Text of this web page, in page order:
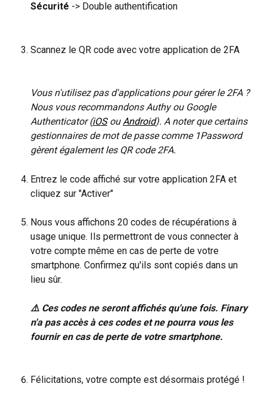
Sécurité -> Double authentification
Scannez le QR code avec votre application de 2FA
Vous n'utilisez pas d'applications pour gérer le 2FA ?
Nous vous recommandons Authy ou Google
Authenticator (iOS ou Android). A noter que certains
gestionnaires de mot de passe comme 1Password
gèrent également les QR code 2FA.
Entrez le code affiché sur votre application 2FA et
cliquez sur "Activer"
Nous vous affichons 20 codes de récupérations à
usage unique. Ils permettront de vous connecter à
votre compte même en cas de perte de votre
smartphone. Confirmez qu'ils sont copiés dans un
lieu sûr.
⚠️ Ces codes ne seront affichés qu'une fois. Finary
n'a pas accès à ces codes et ne pourra vous les
fournir en cas de perte de votre smartphone.
Félicitations, votre compte est désormais protégé !